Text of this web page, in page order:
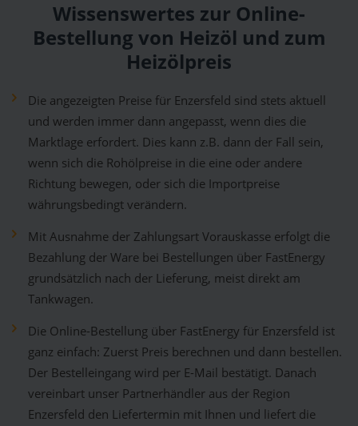
Wissenswertes zur Online-
Bestellung von Heizöl und zum
Heizölpreis
Die angezeigten Preise für Enzersfeld sind stets aktuell
und werden immer dann angepasst, wenn dies die
Marktlage erfordert. Dies kann z.B. dann der Fall sein,
wenn sich die Rohölpreise in die eine oder andere
Richtung bewegen, oder sich die Importpreise
währungsbedingt verändern.
Mit Ausnahme der Zahlungsart Vorauskasse erfolgt die
Bezahlung der Ware bei Bestellungen über FastEnergy
grundsätzlich nach der Lieferung, meist direkt am
Tankwagen.
Die Online-Bestellung über FastEnergy für Enzersfeld ist
ganz einfach: Zuerst Preis berechnen und dann bestellen.
Der Bestelleingang wird per E-Mail bestätigt. Danach
vereinbart unser Partnerhändler aus der Region
Enzersfeld den Liefertermin mit Ihnen und liefert die